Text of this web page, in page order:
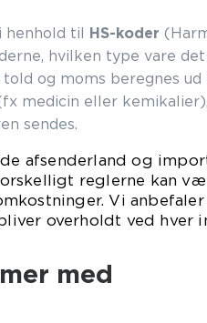
henhold til HS-koder
hvilken type vare det
og moms beregnes ud
medicin eller
sendes.
afsenderland og
reglerne kan
Vi anbefaler
overholdt ved hver
med